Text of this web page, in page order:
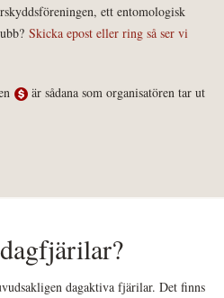
ett entomologisk
Skicka epost eller ring så ser vi
är sådana som organisatören tar ut
dagaktiva fjärilar. Det finns